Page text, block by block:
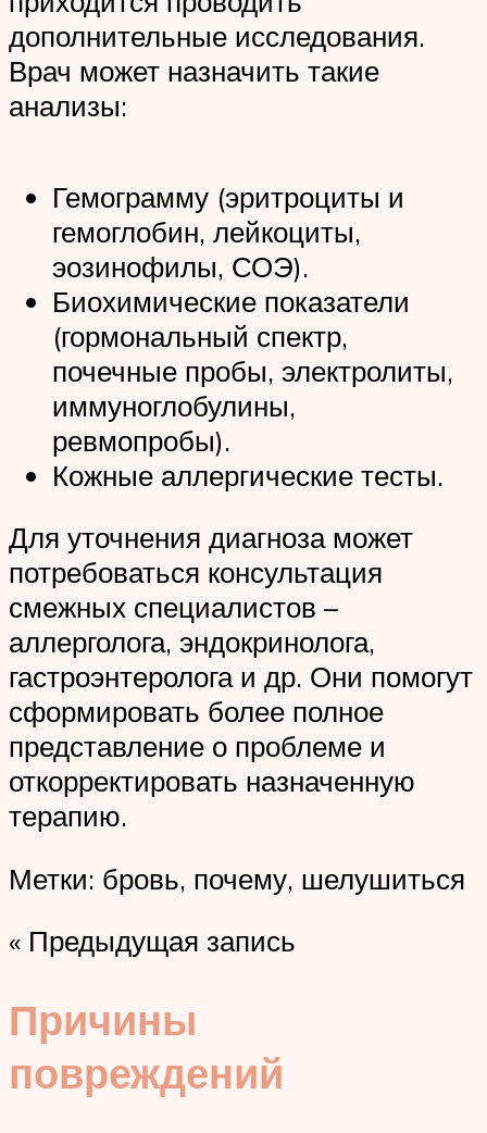
дополнительные исследования.
Врач может назначить такие
анализы:
Гемограмму (эритроциты и
гемоглобин, лейкоциты,
эозинофилы, СОЭ).
Биохимические показатели
(гормональный спектр,
почечные пробы, электролиты,
иммуноглобулины,
ревмопробы).
Кожные аллергические тесты.
Для уточнения диагноза может
потребоваться консультация
смежных специалистов –
аллерголога, эндокринолога,
гастроэнтеролога и др. Они помогут
сформировать более полное
представление о проблеме и
откорректировать назначенную
терапию.
Метки: бровь, почему, шелушиться
« Предыдущая запись
Причины
повреждений